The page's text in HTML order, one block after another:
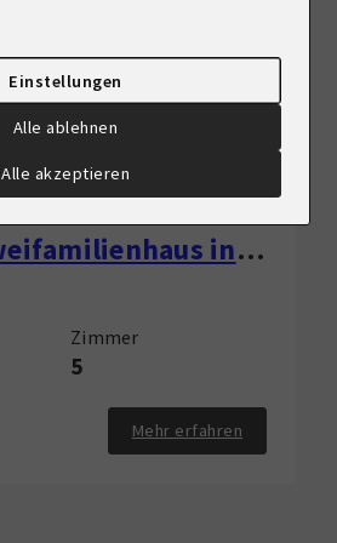
Ein- bis Zweifamilienhaus in Cappel in verkehrsberuhigter Lage
Zimmer
5
Mehr erfahren
Einstellungen
Alle ablehnen
Alle akzeptieren